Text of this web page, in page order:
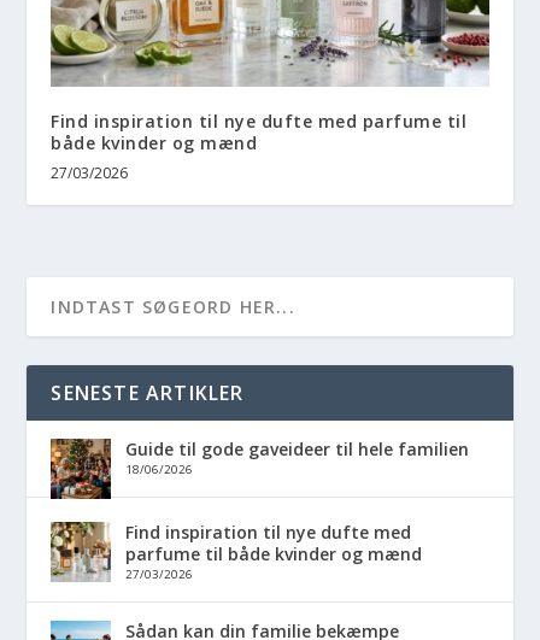
Find inspiration til nye dufte med parfume til
både kvinder og mænd
27/03/2026
SENESTE ARTIKLER
Guide til gode gaveideer til hele familien
18/06/2026
Find inspiration til nye dufte med
parfume til både kvinder og mænd
27/03/2026
Sådan kan din familie bekæmpe